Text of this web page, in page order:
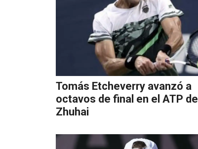
Tomás Etcheverry avanzó a
octavos de final en el ATP de
Zhuhai